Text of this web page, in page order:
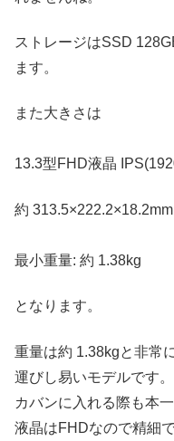
ストレージはSSD
ます。
また大きさは
13.3型FHD液晶
約 313.5×222.2×18.2mm
最小重量: 約 1.38kg
となります。
重量は約 1.38kgと非常
運びし易いモデルです。
カバンに入れる際も本
液晶はFHDなので精細